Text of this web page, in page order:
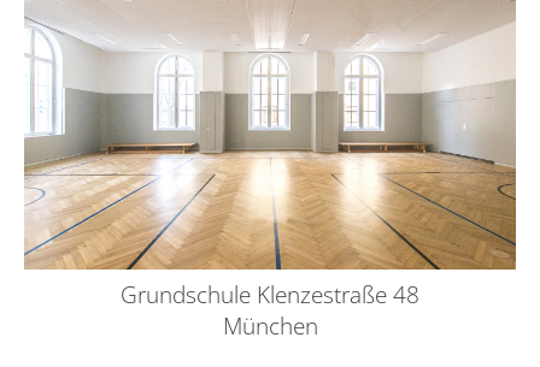
Grundschule Klenzestraße 48
München